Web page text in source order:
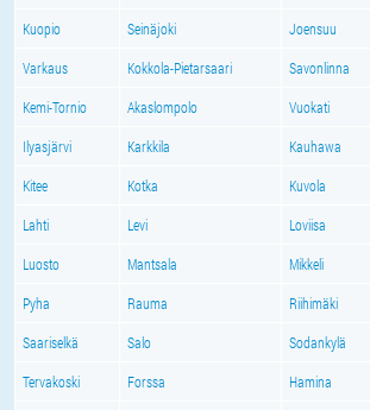
Kuopio Seinäjoki Joensuu
Varkaus Kokkola-Pietarsaari Savonlinna
Kemi-Tornio Akaslompolo Vuokati
Ilyasjärvi Karkkila Kauhawa
Kitee Kotka Kuvola
Lahti Levi Loviisa
Luosto Mantsala Mikkeli
Pyha Rauma Riihimäki
Saariselkä Salo Sodankylä
Tervakoski Forssa Hamina